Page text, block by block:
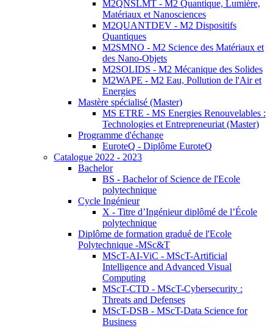
M2QNSLMT - M2 Quantique, Lumière,
Matériaux et Nanosciences
M2QUANTDEV - M2 Dispositifs
Quantiques
M2SMNO - M2 Science des Matériaux et
des Nano-Objets
M2SOLIDS - M2 Mécanique des Solides
M2WAPE - M2 Eau, Pollution de l'Air et
Energies
Mastère spécialisé (Master)
MS ETRE - MS Energies Renouvelables :
Technologies et Entrepreneuriat (Master)
Programme d'échange
EuroteQ - Diplôme EuroteQ
Catalogue 2022 - 2023
Bachelor
BS - Bachelor of Science de l'Ecole
polytechnique
Cycle Ingénieur
X - Titre d’Ingénieur diplômé de l’École
polytechnique
Diplôme de formation gradué de l'Ecole
Polytechnique -MSc&T
MScT-AI-ViC - MScT-Artificial
Intelligence and Advanced Visual
Computing
MScT-CTD - MScT-Cybersecurity :
Threats and Defenses
MScT-DSB - MScT-Data Science for
Business